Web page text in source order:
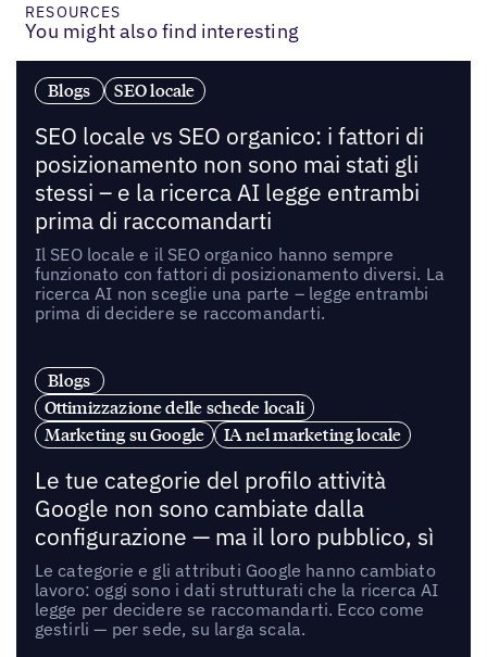
RESOURCES
You might also find interesting
Blogs SEO locale
SEO locale vs SEO organico: i fattori di
posizionamento non sono mai stati gli
stessi – e la ricerca AI legge entrambi
prima di raccomandarti
Il SEO locale e il SEO organico hanno sempre
funzionato con fattori di posizionamento diversi. La
ricerca AI non sceglie una parte – legge entrambi
prima di decidere se raccomandarti.
Blogs
Ottimizzazione delle schede locali
Marketing su Google
IA nel marketing locale
Le tue categorie del profilo attività
Google non sono cambiate dalla
configurazione — ma il loro pubblico, sì
Le categorie e gli attributi Google hanno cambiato
lavoro: oggi sono i dati strutturati che la ricerca AI
legge per decidere se raccomandarti. Ecco come
gestirli — per sede, su larga scala.